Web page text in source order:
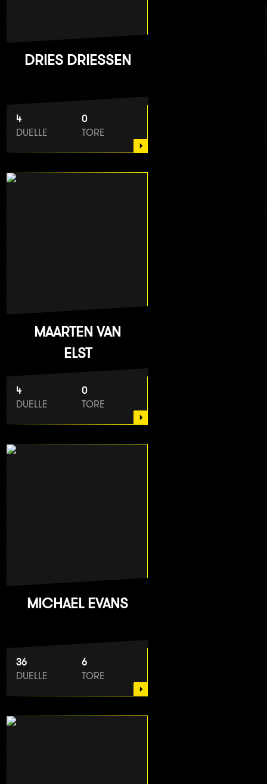
DRIES DRIESSEN
4
DUELLE
0
TORE
MAARTEN VAN
ELST
4
DUELLE
0
TORE
MICHAEL EVANS
36
DUELLE
6
TORE